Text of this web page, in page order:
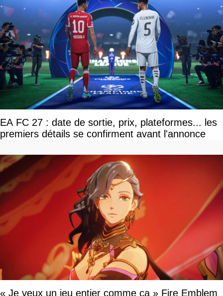
EA FC 27 : date de sortie, prix, plateformes... les
premiers détails se confirment avant l'annonce
« Je veux un jeu entier comme ça » Fire Emblem